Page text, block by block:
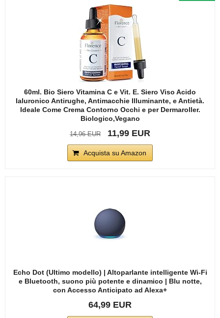
60ml. Bio Siero Vitamina C e Vit. E. Siero Viso Acido
Ialuronico Antirughe, Antimacchie Illuminante, e Antietà.
Ideale Come Crema Contorno Occhi e per Dermaroller.
Biologico,Vegano
14,96 EUR 11,99 EUR
Acquista su Amazon
Echo Dot (Ultimo modello) | Altoparlante intelligente Wi-Fi
e Bluetooth, suono più potente e dinamico | Blu notte,
con Accesso Anticipato ad Alexa+
64,99 EUR